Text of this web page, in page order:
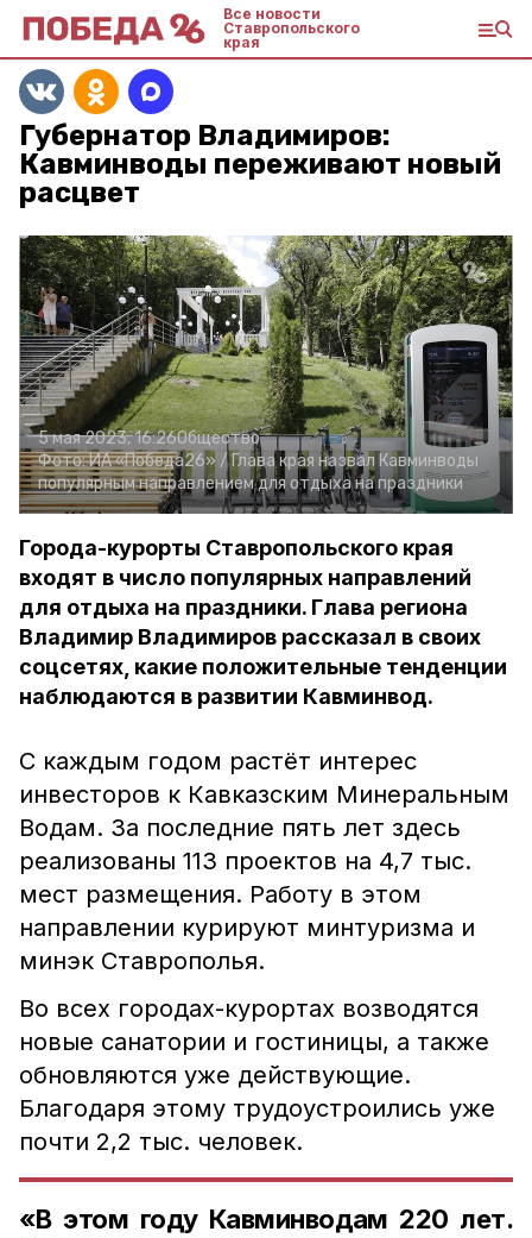
Все новости
Ставропольского
края
Губернатор Владимиров:
Кавминводы переживают новый
расцвет
5 мая 2023, 16:26Общество
Фото:ИА «Победа26» / Глава края назвал Кавминводы
популярным направлением для отдыха на праздники
Города-курорты Ставропольского края
входят в число популярных направлений
для отдыха на праздники. Глава региона
Владимир Владимиров рассказал в своих
соцсетях, какие положительные тенденции
наблюдаются в развитии Кавминвод.
С каждым годом растёт интерес
инвесторов к Кавказским Минеральным
Водам. За последние пять лет здесь
реализованы 113 проектов на 4,7 тыс.
мест размещения. Работу в этом
направлении курируют минтуризма и
минэк Ставрополья.
Во всех городах-курортах возводятся
новые санатории и гостиницы, а также
обновляются уже действующие.
Благодаря этому трудоустроились уже
почти 2,2 тыс. человек.
«В этом году Кавминводам 220 лет.